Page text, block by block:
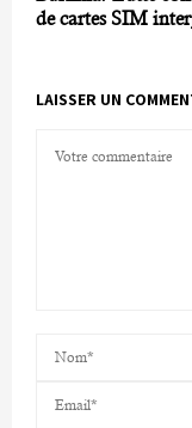
de cartes SIM
LAISSER UN